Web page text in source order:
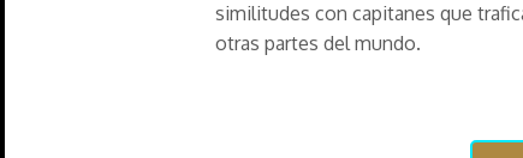
similitudes con capitanes que
otras partes del mundo.